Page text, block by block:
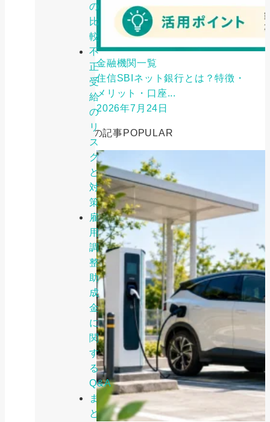
の
比
較
不
正
受
給
の
リ
ス
ク
と
対
策
雇
用
調
整
助
成
金
に
関
す
る
Q&A
ま
と
金融機関一覧
住信SBIネット銀行とは？特徴・
メリット・口座...
2026年7月24日
人気の記事POPULAR